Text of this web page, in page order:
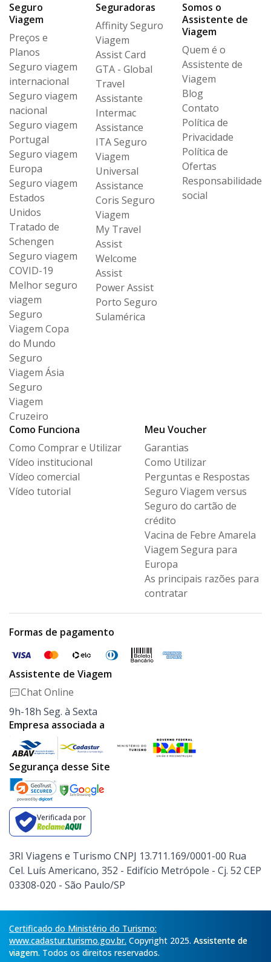
Seguro
Viagem
Preços e
Planos
Seguro viagem
internacional
Seguro viagem
nacional
Seguro viagem
Portugal
Seguro viagem
Europa
Seguro viagem
Estados
Unidos
Tratado de
Schengen
Seguro viagem
COVID-19
Melhor seguro
viagem
Seguro
Viagem Copa
do Mundo
Seguro
Viagem Ásia
Seguro
Viagem
Cruzeiro
Seguradoras
Affinity Seguro
Viagem
Assist Card
GTA - Global
Travel
Assistante
Intermac
Assistance
ITA Seguro
Viagem
Universal
Assistance
Coris Seguro
Viagem
My Travel
Assist
Welcome
Assist
Power Assist
Porto Seguro
Sulamérica
Somos o
Assistente de
Viagem
Quem é o
Assistente de
Viagem
Blog
Contato
Política de
Privacidade
Política de
Ofertas
Responsabilidade
social
Como Funciona
Como Comprar e Utilizar
Vídeo institucional
Vídeo comercial
Vídeo tutorial
Meu Voucher
Garantias
Como Utilizar
Perguntas e Respostas
Seguro Viagem versus
Seguro do cartão de
crédito
Vacina de Febre Amarela
Viagem Segura para
Europa
As principais razões para
contratar
Formas de pagamento
Assistente de Viagem
Chat Online
9h-18h Seg. à Sexta
Empresa associada a
Segurança desse Site
Verificada por
3RI Viagens e Turismo CNPJ 13.711.169/0001-00 Rua
Cel. Luís Americano, 352 - Edifício Metrópole - Cj. 52 CEP
03308-020 - São Paulo/SP
Certificado do Ministério do Turismo:
www.cadastur.turismo.gov.br. Copyright 2025. Assistente de
viagem. Todos os direitos reservados.